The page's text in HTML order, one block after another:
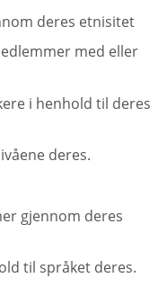
deres etnisitet
med eller
i henhold til deres
deres.
gjennom deres
til språket deres.